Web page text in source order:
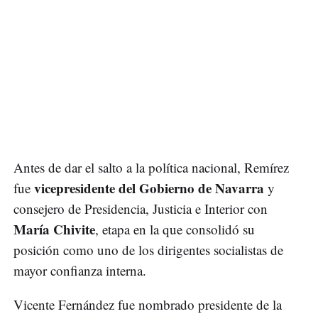
Antes de dar el salto a la política nacional, Remírez
fue vicepresidente del Gobierno de Navarra y
consejero de Presidencia, Justicia e Interior con
María Chivite, etapa en la que consolidó su
posición como uno de los dirigentes socialistas de
mayor confianza interna.
Vicente Fernández fue nombrado presidente de la